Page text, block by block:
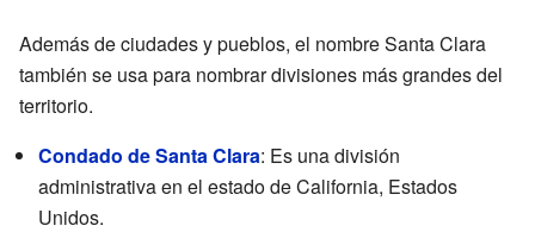
Además de ciudades y pueblos, el nombre Santa Clara
también se usa para nombrar divisiones más grandes del
territorio.
Condado de Santa Clara: Es una división
administrativa en el estado de California, Estados
Unidos.